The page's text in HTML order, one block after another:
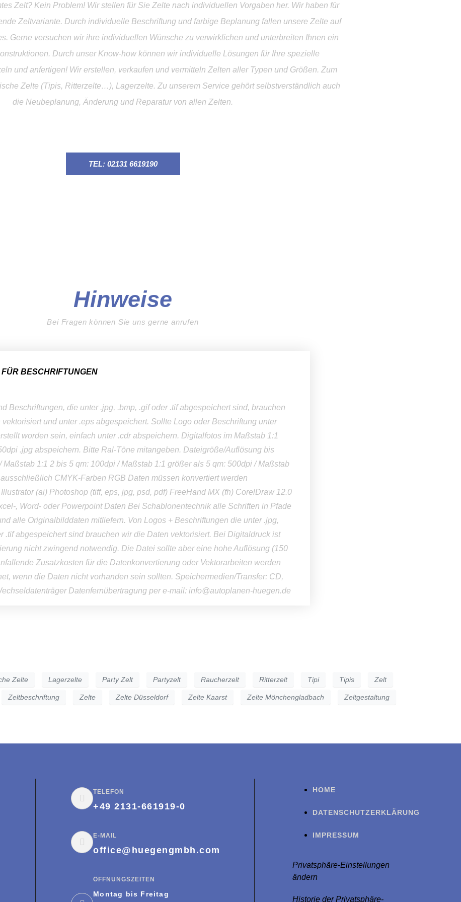
Zelt? Kein Problem! Wir stellen für Sie Zelte nach individuellen Vorgaben her. Wir haben für
Zeltvariante. Durch individuelle Beschriftung und farbige Beplanung fallen unsere Zelte auf
Gerne versuchen wir ihre individuellen Wünsche zu verwirklichen und unterbreiten Ihnen ein
Durch unser Know-how können wir individuelle Lösungen für Ihre spezielle
und anfertigen! Wir erstellen, verkaufen und vermitteln Zelten aller Typen und Größen. Zum
Zelte (Tipis, Ritterzelte…), Lagerzelte. Zu unserem Service gehört selbstverständlich auch
die Neubeplanung, Änderung und Reparatur von allen Zelten.
TEL: 02131 6619190
Hinweise
Bei Fragen können Sie uns gerne anrufen
FÜR BESCHRIFTUNGEN
Beschriftungen, die unter .jpg, .bmp, .gif oder .tif abgespeichert sind, brauchen
vektorisiert und unter .eps abgespeichert. Sollte Logo oder Beschriftung unter
worden sein, einfach unter .cdr abspeichern. Digitalfotos im Maßstab 1:1
.jpg abspeichern. Bitte Ral-Töne mitangeben. Dateigröße/Auflösung bis
Maßstab 1:1 2 bis 5 qm: 100dpi / Maßstab 1:1 größer als 5 qm: 500dpi / Maßstab
CMYK-Farben RGB Daten müssen konvertiert werden
(ai) Photoshop (tiff, eps, jpg, psd, pdf) FreeHand MX (fh) CorelDraw 12.0
, Word- oder Powerpoint Daten Bei Schablonentechnik alle Schriften in Pfade
alle Originalbilddaten mitliefern. Von Logos + Beschriftungen die unter .jpg,
.tif abgespeichert sind brauchen wir die Daten vektorisiert. Bei Digitaldruck ist
nicht zwingend notwendig. Die Datei sollte aber eine hohe Auflösung (150
Zusatzkosten für die Datenkonvertierung oder Vektorarbeiten werden
wenn die Daten nicht vorhanden sein sollten. Speichermedien/Transfer: CD,
Datenfernübertragung per e-mail: info@autoplanen-huegen.de
Zelte Lagerzelte Party Zelt Partyzelt Raucherzelt Ritterzelt Tipi Tipis Zelt
Zeltbeschriftung Zelte Zelte Düsseldorf Zelte Kaarst Zelte Mönchengladbach Zeltgestaltung
TELEFON
+49 2131-661919-0
E-MAIL
office@huegengmbh.com
ÖFFNUNGSZEITEN
Montag bis Freitag
HOME
DATENSCHUTZERKLÄRUNG
IMPRESSUM
Privatsphäre-Einstellungen
ändern
Historie der Privatsphäre-